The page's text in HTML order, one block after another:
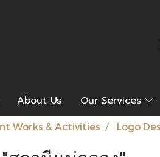
About Us Our Services
Works & Activities Logo